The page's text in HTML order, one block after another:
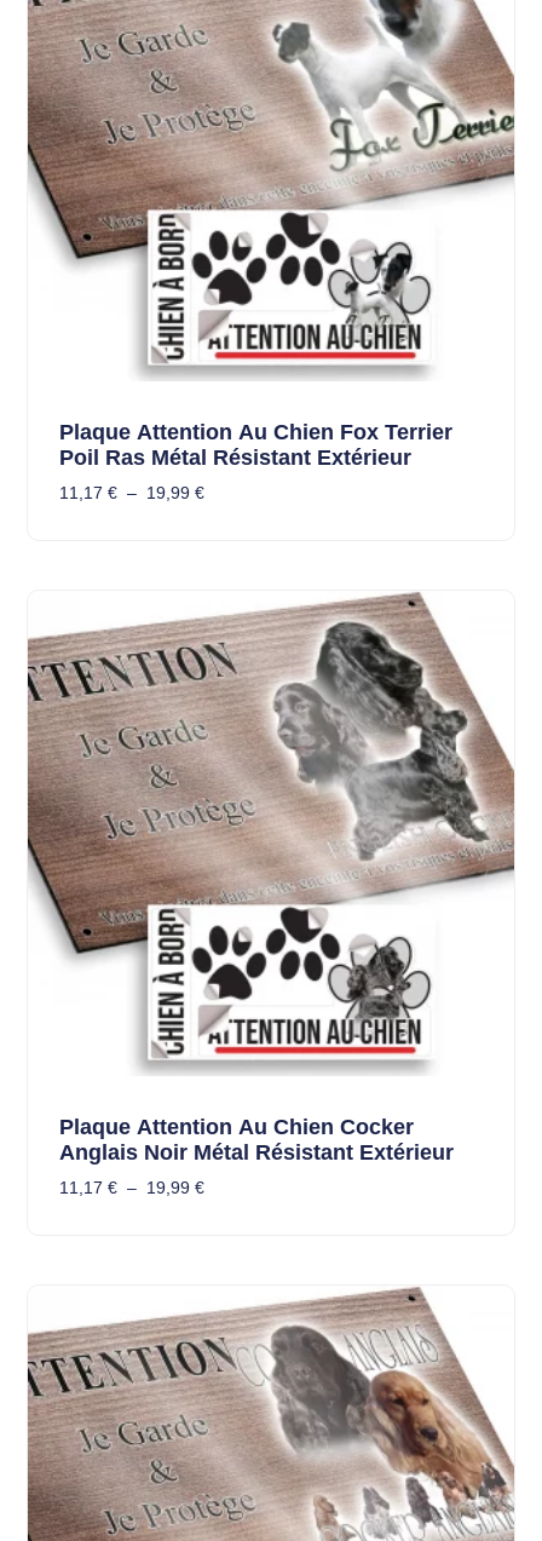
Plaque Attention Au Chien Fox Terrier
Poil Ras Métal Résistant Extérieur
11,17 € – 19,99 €
Plaque Attention Au Chien Cocker
Anglais Noir Métal Résistant Extérieur
11,17 € – 19,99 €